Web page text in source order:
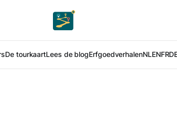
De tourkaartLees de blogErfgoedverhalenNLENFR